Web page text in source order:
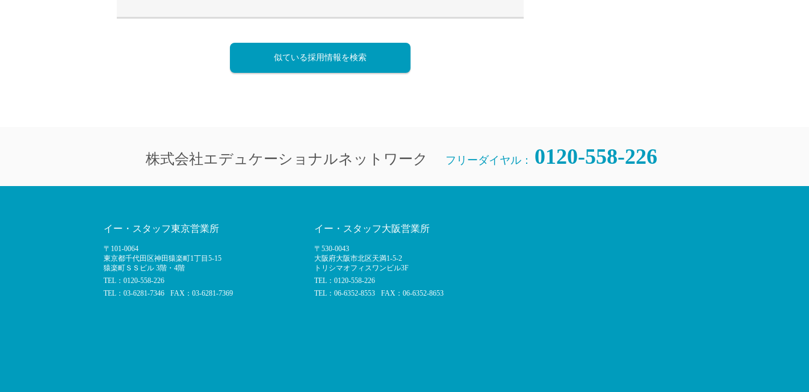
似ている採用情報を検索
株式会社エデュケーショナルネットワーク フリーダイヤル： 0120-558-226
イー・スタッフ東京営業所
〒101-0064
東京都千代田区神田猿楽町1丁目5-15
猿楽町ＳＳビル 3階・4階
TEL：0120-558-226
TEL：03-6281-7346
FAX：03-6281-7369
イー・スタッフ大阪営業所
〒530-0043
大阪府大阪市北区天満1-5-2
トリシマオフィスワンビル3F
TEL：0120-558-226
TEL：06-6352-8553
FAX：06-6352-8653